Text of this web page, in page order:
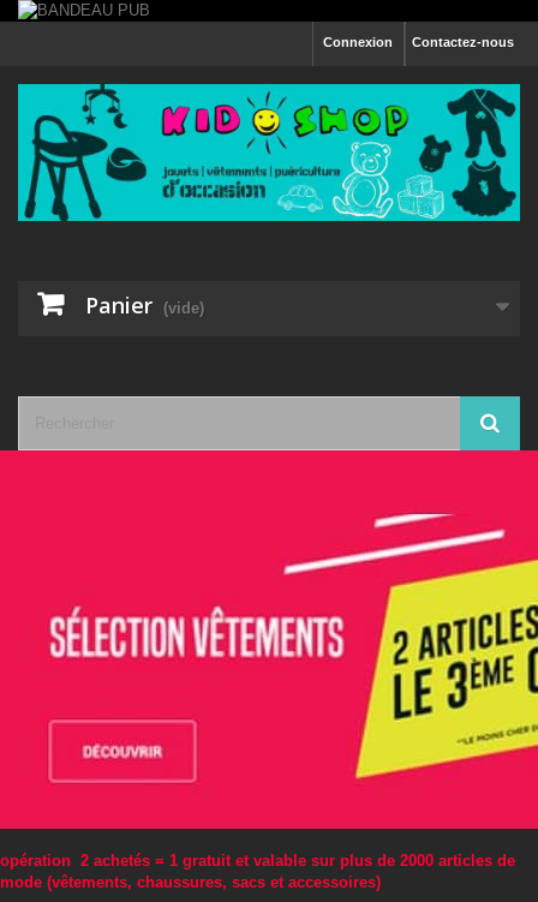
Contactez-nous
Connexion
Panier (vide)
opération 2 achetés = 1 gratuit et valable sur plus de 2000 articles de
mode (vêtements, chaussures, sacs et accessoires)